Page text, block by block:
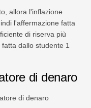
allora l'inflazione
l'affermazione fatta
di riserva più
dallo studente 1
di denaro
di denaro